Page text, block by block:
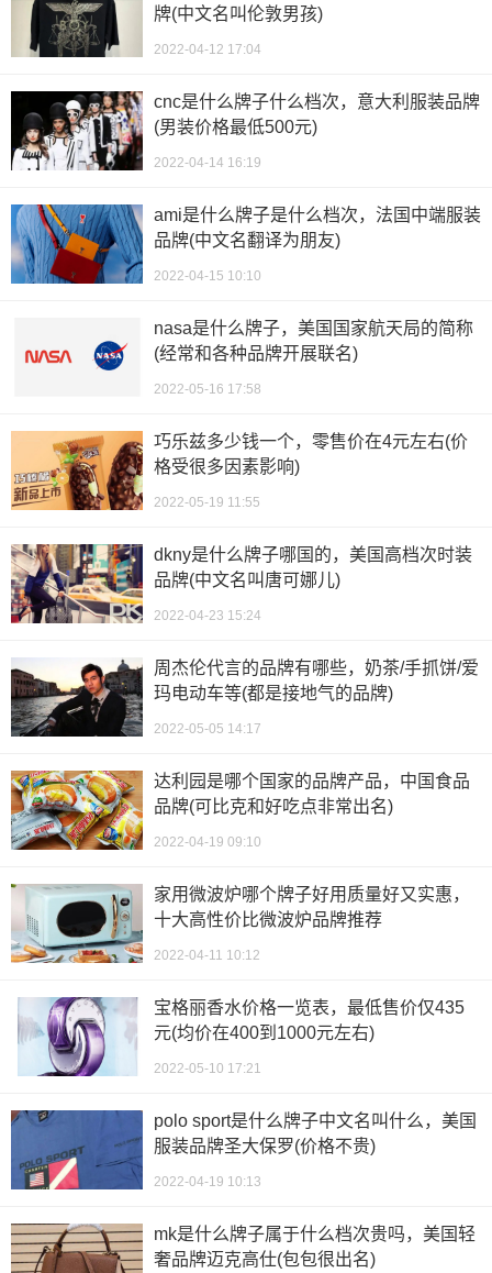
牌(中文名叫伦敦男孩)
2022-04-12 17:04
cnc是什么牌子什么档次，意大利服装品牌
(男装价格最低500元)
2022-04-14 16:19
ami是什么牌子是什么档次，法国中端服装
品牌(中文名翻译为朋友)
2022-04-15 10:10
nasa是什么牌子，美国国家航天局的简称
(经常和各种品牌开展联名)
2022-05-16 17:58
巧乐兹多少钱一个，零售价在4元左右(价
格受很多因素影响)
2022-05-19 11:55
dkny是什么牌子哪国的，美国高档次时装
品牌(中文名叫唐可娜儿)
2022-04-23 15:24
周杰伦代言的品牌有哪些，奶茶/手抓饼/爱
玛电动车等(都是接地气的品牌)
2022-05-05 14:17
达利园是哪个国家的品牌产品，中国食品
品牌(可比克和好吃点非常出名)
2022-04-19 09:10
家用微波炉哪个牌子好用质量好又实惠，
十大高性价比微波炉品牌推荐
2022-04-11 10:12
宝格丽香水价格一览表，最低售价仅435
元(均价在400到1000元左右)
2022-05-10 17:21
polo sport是什么牌子中文名叫什么，美国
服装品牌圣大保罗(价格不贵)
2022-04-19 10:13
mk是什么牌子属于什么档次贵吗，美国轻
奢品牌迈克高仕(包包很出名)